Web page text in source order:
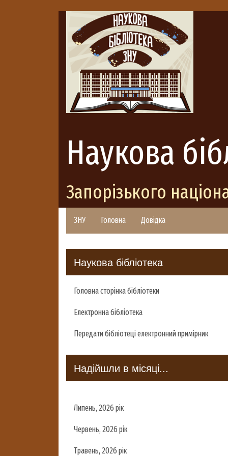
Наукова
Запорізького
ЗНУ Головна Довідка
Наукова бібліотека
Головна сторінка бібліотеки
Електронна бібліотека
Передати бібліотеці електронний примірник
Надійшли в місяці...
Липень, 2026 рік
Червень, 2026 рік
Травень, 2026 рік